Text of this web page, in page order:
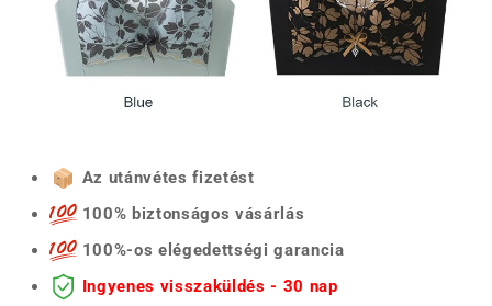
Az utánvétes fizetést
100% biztonságos vásárlás
100%-os elégedettségi garancia
Ingyenes visszaküldés - 30 nap